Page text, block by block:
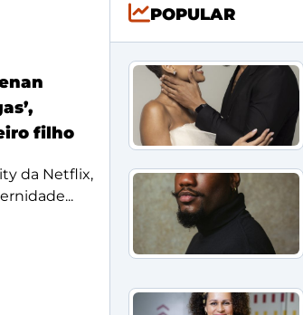
filho
da Netflix,
POPULAR